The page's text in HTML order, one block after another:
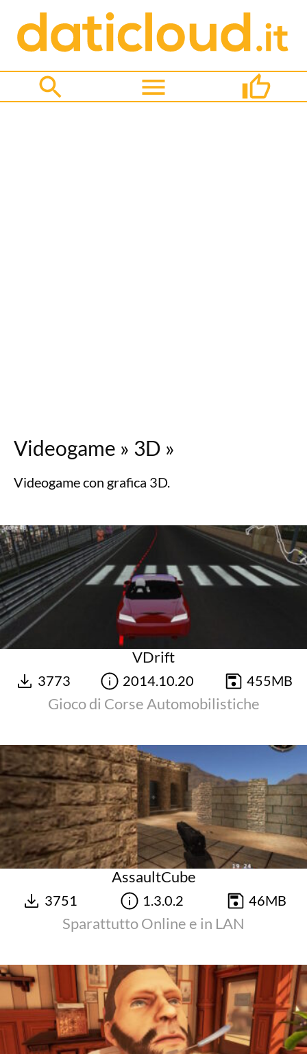
Videogame » 3D »
Videogame con grafica 3D.
VDrift
3773 2014.10.20 455MB
Gioco di Corse Automobilistiche
AssaultCube
3751 1.3.0.2 46MB
Sparattutto Online e in LAN